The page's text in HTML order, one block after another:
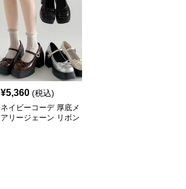
¥5,360 (税込)
ネイビーコーデ 厚底メ
アリージェーン リボン